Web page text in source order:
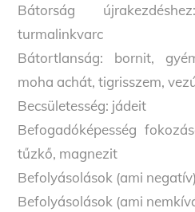
Bátorság
turmalinkvarc
Bátortlanság: bornit,
moha achát, tigrisszem,
Becsületesség: jádeit
Befogadóképesség
tűzkő, magnezit
Befolyásolások (ami
Befolyásolások (ami